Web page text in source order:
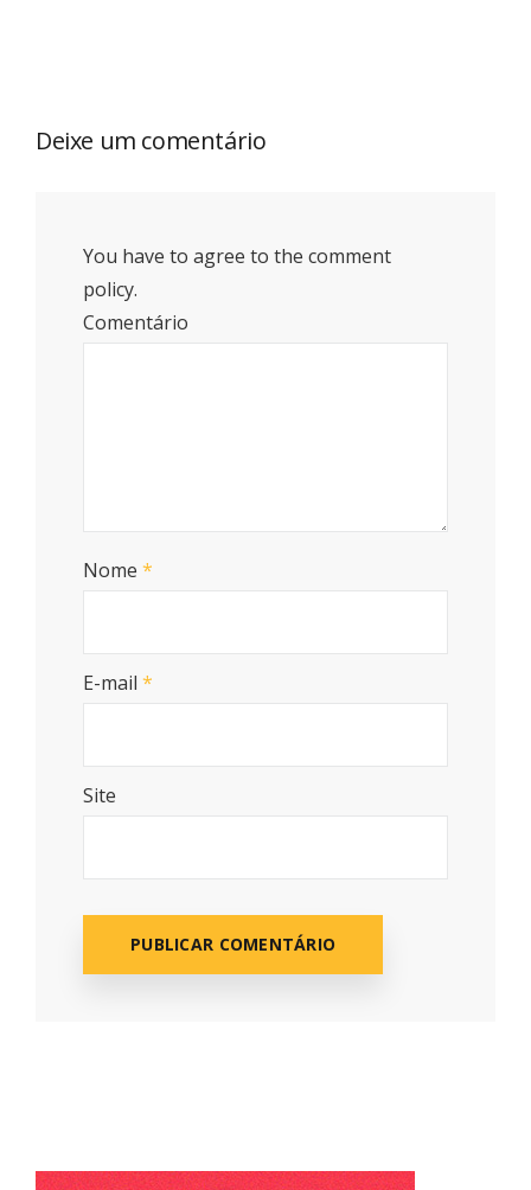
Deixe um comentário
You have to agree to the comment
policy.
Comentário
Nome *
E-mail *
Site